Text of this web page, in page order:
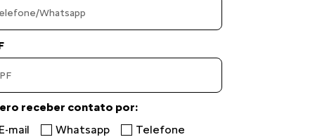
receber contato por:
E-mail
Whatsapp Telefone